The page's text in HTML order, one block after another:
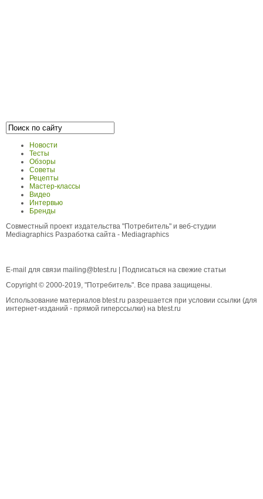
Новости
Тесты
Обзоры
Советы
Рецепты
Мастер-классы
Видео
Интервью
Бренды
Совместный проект издательства "Потребитель" и веб-студии
Mediagraphics Разработка сайта - Mediagraphics
E-mail для связи mailing@btest.ru
Подписаться на свежие статьи
Copyright © 2000-2019, "Потребитель". Все права защищены.
Использование материалов btest.ru разрешается при условии ссылки (для
интернет-изданий - прямой гиперссылки) на btest.ru